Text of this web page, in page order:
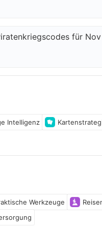
für Nov
Intelligenz
Werkzeuge